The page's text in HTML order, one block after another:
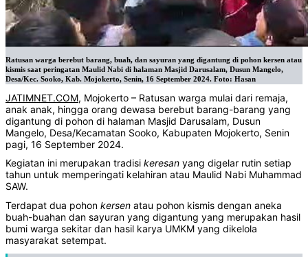
Ratusan warga berebut barang, buah, dan sayuran yang digantung di pohon kersen atau
kismis saat peringatan Maulid Nabi di halaman Masjid Darusalam, Dusun Mangelo,
Desa/Kec. Sooko, Kab. Mojokerto, Senin, 16 September 2024. Foto: Hasan
JATIMNET.COM, Mojokerto – Ratusan warga mulai dari remaja,
anak anak, hingga orang dewasa berebut barang-barang yang
digantung di pohon di halaman Masjid Darusalam, Dusun
Mangelo, Desa/Kecamatan Sooko, Kabupaten Mojokerto, Senin
pagi, 16 September 2024.
Kegiatan ini merupakan tradisi keresan yang digelar rutin setiap
tahun untuk memperingati kelahiran atau Maulid Nabi Muhammad
SAW.
Terdapat dua pohon kersen atau pohon kismis dengan aneka
buah-buahan dan sayuran yang digantung yang merupakan hasil
bumi warga sekitar dan hasil karya UMKM yang dikelola
masyarakat setempat.